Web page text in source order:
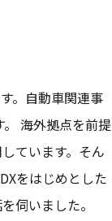
。自動車関連事
海外拠点を前提
ています。そん
をはじめとした
伺いました。